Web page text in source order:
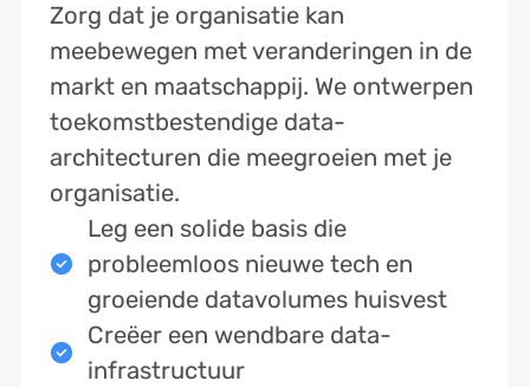
Zorg dat je organisatie kan
meebewegen met veranderingen in de
markt en maatschappij. We ontwerpen
toekomstbestendige data-
architecturen die meegroeien met je
organisatie.
Leg een solide basis die
probleemloos nieuwe tech en
groeiende datavolumes huisvest
Creëer een wendbare data-
infrastructuur